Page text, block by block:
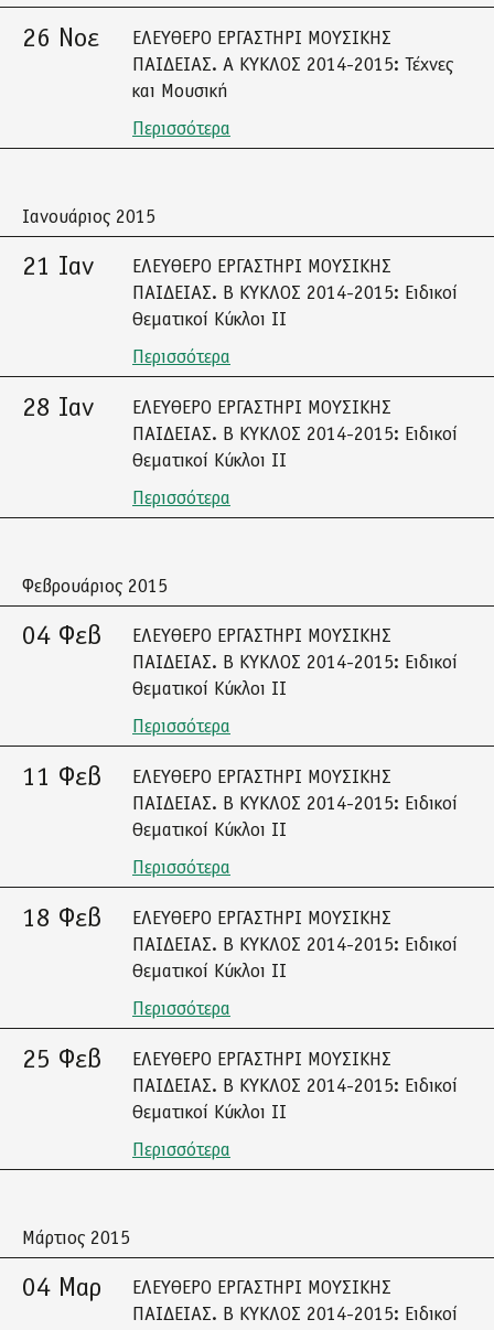
26 Νοε
ΕΛΕΥΘΕΡΟ ΕΡΓΑΣΤΗΡΙ ΜΟΥΣΙΚΗΣ
ΠΑΙΔΕΙΑΣ. A ΚΥΚΛΟΣ 2014-2015: Τέχνες
και Μουσική
Περισσότερα
Ιανουάριος 2015
21 Ιαν
ΕΛΕΥΘΕΡΟ ΕΡΓΑΣΤΗΡΙ ΜΟΥΣΙΚΗΣ
ΠΑΙΔΕΙΑΣ. Β ΚΥΚΛΟΣ 2014-2015: Ειδικοί
Θεματικοί Κύκλοι ΙΙ
Περισσότερα
28 Ιαν
ΕΛΕΥΘΕΡΟ ΕΡΓΑΣΤΗΡΙ ΜΟΥΣΙΚΗΣ
ΠΑΙΔΕΙΑΣ. Β ΚΥΚΛΟΣ 2014-2015: Ειδικοί
Θεματικοί Κύκλοι ΙΙ
Περισσότερα
Φεβρουάριος 2015
04 Φεβ
ΕΛΕΥΘΕΡΟ ΕΡΓΑΣΤΗΡΙ ΜΟΥΣΙΚΗΣ
ΠΑΙΔΕΙΑΣ. Β ΚΥΚΛΟΣ 2014-2015: Ειδικοί
Θεματικοί Κύκλοι ΙΙ
Περισσότερα
11 Φεβ
ΕΛΕΥΘΕΡΟ ΕΡΓΑΣΤΗΡΙ ΜΟΥΣΙΚΗΣ
ΠΑΙΔΕΙΑΣ. Β ΚΥΚΛΟΣ 2014-2015: Ειδικοί
Θεματικοί Κύκλοι ΙΙ
Περισσότερα
18 Φεβ
ΕΛΕΥΘΕΡΟ ΕΡΓΑΣΤΗΡΙ ΜΟΥΣΙΚΗΣ
ΠΑΙΔΕΙΑΣ. Β ΚΥΚΛΟΣ 2014-2015: Ειδικοί
Θεματικοί Κύκλοι ΙΙ
Περισσότερα
25 Φεβ
ΕΛΕΥΘΕΡΟ ΕΡΓΑΣΤΗΡΙ ΜΟΥΣΙΚΗΣ
ΠΑΙΔΕΙΑΣ. Β ΚΥΚΛΟΣ 2014-2015: Ειδικοί
Θεματικοί Κύκλοι ΙΙ
Περισσότερα
Μάρτιος 2015
04 Μαρ
ΕΛΕΥΘΕΡΟ ΕΡΓΑΣΤΗΡΙ ΜΟΥΣΙΚΗΣ
ΠΑΙΔΕΙΑΣ. Β ΚΥΚΛΟΣ 2014-2015: Ειδικοί